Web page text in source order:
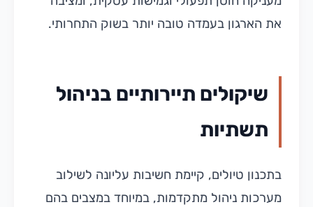
את הארגון בעמדה טובה יותר בשוק התחרותי.
שיקולים תיירותיים בניהול
תשתיות
בתכנון טיולים, קיימת חשיבות עליונה לשילוב
מערכות ניהול מתקדמות, במיוחד במצבים בהם